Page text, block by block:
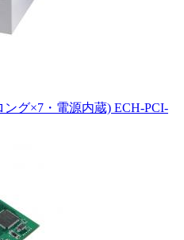
グ×7・電源内蔵) ECH-PCI-